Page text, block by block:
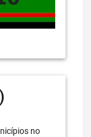
no